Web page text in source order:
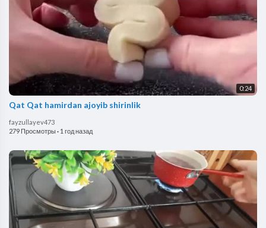
0:24
Qat Qat hamirdan ajoyib shirinlik
fayzullayev473
279 Просмотры· 1 год назад